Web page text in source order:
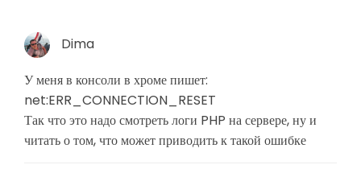
Dima
У меня в консоли в хроме пишет:
net:ERR_CONNECTION_RESET
Так что это надо смотреть логи PHP на сервере, ну и
читать о том, что может приводить к такой ошибке